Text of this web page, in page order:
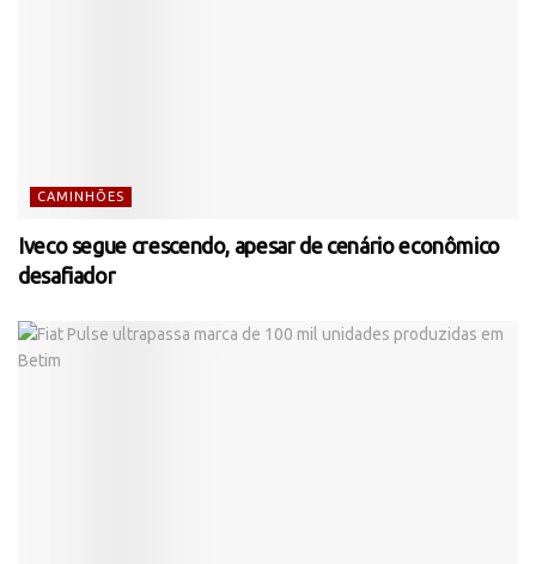
CAMINHÕES
Iveco segue crescendo, apesar de cenário econômico
desafiador